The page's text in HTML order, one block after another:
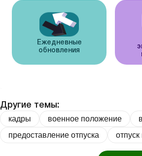
Ежедневные
обновления
Другие темы:
кадры военное положение
предоставление отпуска